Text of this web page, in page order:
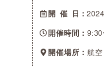
開催日
開催時間
開催場所 航